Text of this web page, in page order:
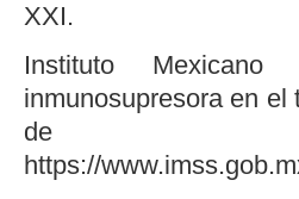
XXI.
Instituto
inmunosupresora en el
de
https://